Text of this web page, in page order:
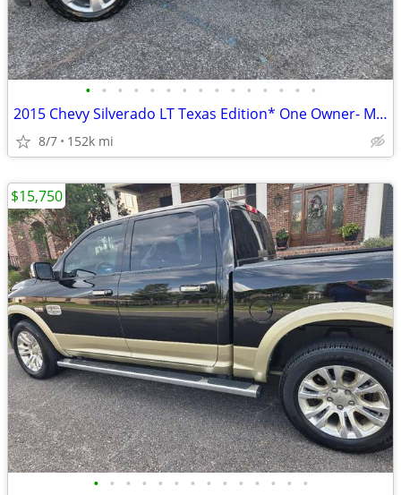
• • • • • • • • • • • • • • •
2015 Chevy Silverado LT Texas Edition* One Owner- Must SEE!!!
8/7 152k mi
• • • • • • • • • • • • • •
$15,750